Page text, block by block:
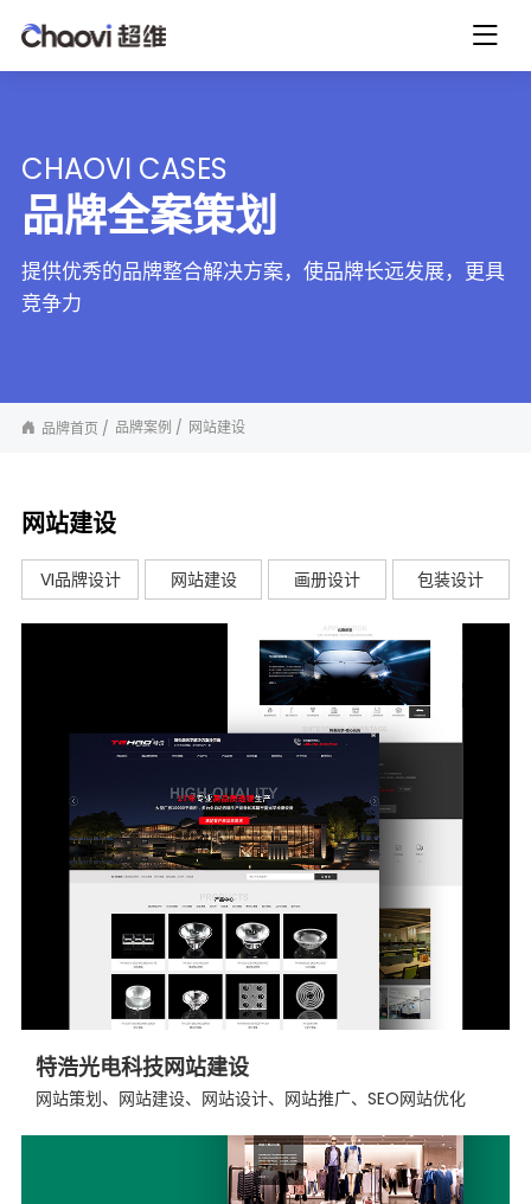
CHAOVI CASES
品牌全案策划
提供优秀的品牌整合解决方案，使品牌长远发展，更具
竞争力
品牌首页 品牌案例 网站建设
网站建设
VI品牌设计 网站建设 画册设计 包装设计
特浩光电科技网站建设
网站策划、网站建设、网站设计、网站推广、SEO网站优化